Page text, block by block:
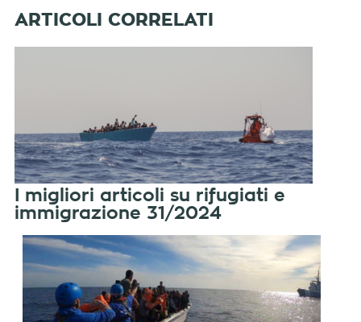
I migliori articoli su rifugiati e
immigrazione 31/2024